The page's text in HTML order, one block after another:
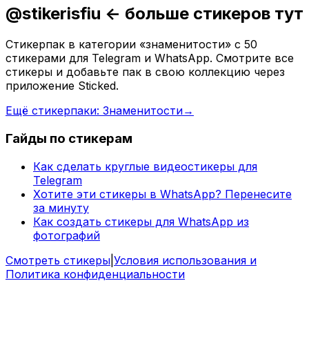
@stikerisfiu <- больше стикеров тут
Стикерпак в категории «знаменитости» с 50
стикерами для Telegram и WhatsApp. Смотрите все
стикеры и добавьте пак в свою коллекцию через
приложение Sticked.
Ещё стикерпаки: Знаменитости→
Гайды по стикерам
Как сделать круглые видеостикеры для
Telegram
Хотите эти стикеры в WhatsApp? Перенесите
за минуту
Как создать стикеры для WhatsApp из
фотографий
Смотреть стикеры Условия использования и
Политика конфиденциальности